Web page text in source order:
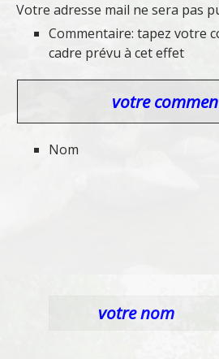
Votre adresse mail ne sera pas
Commentaire: tapez votre
cadre prévu à cet effet
votre
Nom
votre nom